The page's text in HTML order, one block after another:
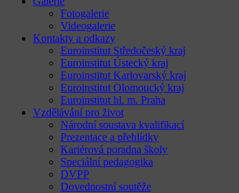
Fotogalerie
Videogalerie
Kontakty a odkazy
Euroinstitut Středočeský kraj
Euroinstitut Ústecký kraj
Euroinstitut Karlovarský kraj
Euroinstitut Olomoucký kraj
Euroinstitut hl. m. Praha
Vzdělávání pro život
Národní soustava kvalifikací
Prezentace a přehlídky
Kariérová poradna školy
Speciální pedagogika
DVPP
Dovednostní soutěže